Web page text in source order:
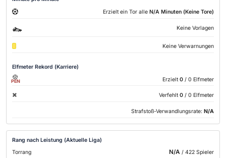
Erzielt ein Tor alle N/A Minuten (Keine Tore)
Keine Vorlagen
Keine Verwarnungen
Elfmeter Rekord (Karriere)
PEN Erzielt 0 / 0 Elfmeter
Verfehlt 0 / 0 Elfmeter
Strafstoß-Verwandlungsrate: N/A
Rang nach Leistung (Aktuelle Liga)
Torrang
N/A / 422 Spieler